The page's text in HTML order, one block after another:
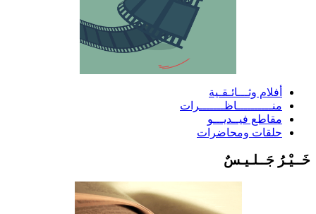
أفلام وثـــائـقـية
منــــــــــاظـــــــرات
مقاطع فيــديـــو
حلقات ومحاضرات
جَــلـيـسٌ